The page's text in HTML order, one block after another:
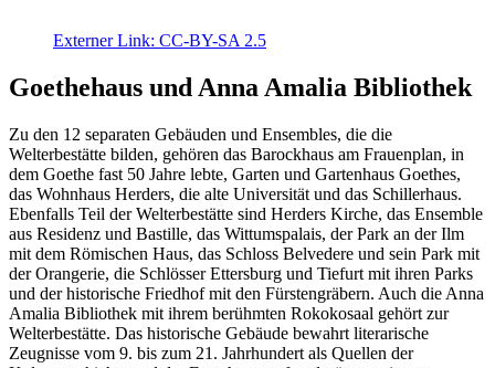
Externer Link: CC-BY-SA 2.5
Goethehaus und Anna Amalia Bibliothek
Zu den 12 separaten Gebäuden und Ensembles, die die
Welterbestätte bilden, gehören das Barockhaus am Frauenplan, in
dem Goethe fast 50 Jahre lebte, Garten und Gartenhaus Goethes,
das Wohnhaus Herders, die alte Universität und das Schillerhaus.
Ebenfalls Teil der Welterbestätte sind Herders Kirche, das Ensemble
aus Residenz und Bastille, das Wittumspalais, der Park an der Ilm
mit dem Römischen Haus, das Schloss Belvedere und sein Park mit
der Orangerie, die Schlösser Ettersburg und Tiefurt mit ihren Parks
und der historische Friedhof mit den Fürstengräbern. Auch die Anna
Amalia Bibliothek mit ihrem berühmten Rokokosaal gehört zur
Welterbestätte. Das historische Gebäude bewahrt literarische
Zeugnisse vom 9. bis zum 21. Jahrhundert als Quellen der